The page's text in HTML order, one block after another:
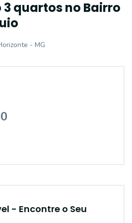
quartos no Bairro
- MG
- Encontre o Seu